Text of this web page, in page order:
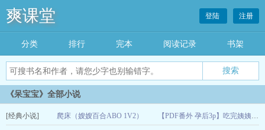
爽课堂 登陆 注册
分类 排行 完本 阅读记录 书架
《呆宝宝》全部小说
[经典小说] 爬床（嫂嫂百合ABO 1V2） 【PDF番外 孕后3p】吃完姨姨吃嫂嫂，香迷糊了，童童帮姨姨掰开（h）